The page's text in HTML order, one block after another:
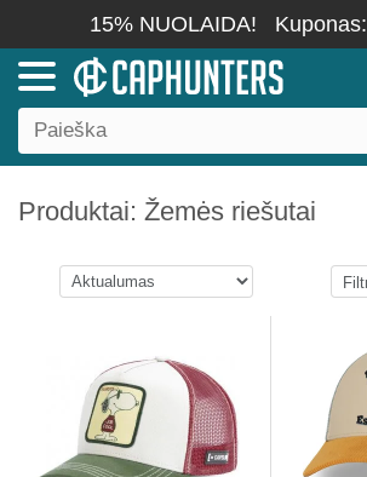
15% NUOLAIDA! Kuponas:
Produktai: Žemės riešutai